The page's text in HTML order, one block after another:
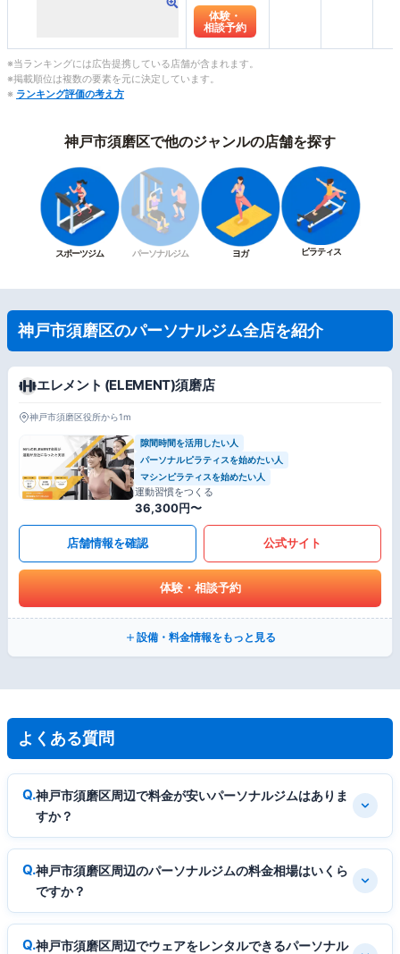
体験・
相談予約
※当ランキングには広告提携している店舗が含まれます。
※掲載順位は複数の要素を元に決定しています。
※ ランキング評価の考え方
神戸市須磨区で他のジャンルの店舗を探す
スポーツジム パーソナルジム ヨガ ピラティス
神戸市須磨区のパーソナルジム全店を紹介
エレメント (ELEMENT)須磨店
神戸市須磨区役所から1m
隙間時間を活用したい人
パーソナルピラティスを始めたい人
マシンピラティスを始めたい人
運動習慣をつくる
36,300円〜
店舗情報を確認 公式サイト
体験・相談予約
設備・料金情報をもっと見る
よくある質問
神戸市須磨区周辺で料金が安いパーソナルジムはありま
すか？
神戸市須磨区周辺のパーソナルジムの料金相場はいくら
ですか？
神戸市須磨区周辺でウェアをレンタルできるパーソナル